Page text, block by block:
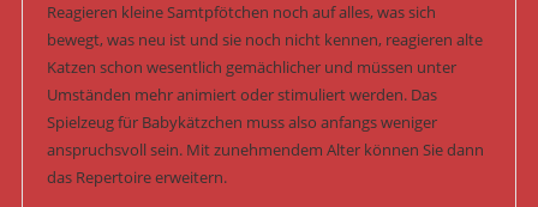
Reagieren kleine Samtpfötchen noch auf alles, was sich
bewegt, was neu ist und sie noch nicht kennen, reagieren alte
Katzen schon wesentlich gemächlicher und müssen unter
Umständen mehr animiert oder stimuliert werden. Das
Spielzeug für Babykätzchen muss also anfangs weniger
anspruchsvoll sein. Mit zunehmendem Alter können Sie dann
das Repertoire erweitern.